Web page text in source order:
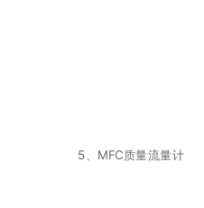
统 5、MFC质量流量计